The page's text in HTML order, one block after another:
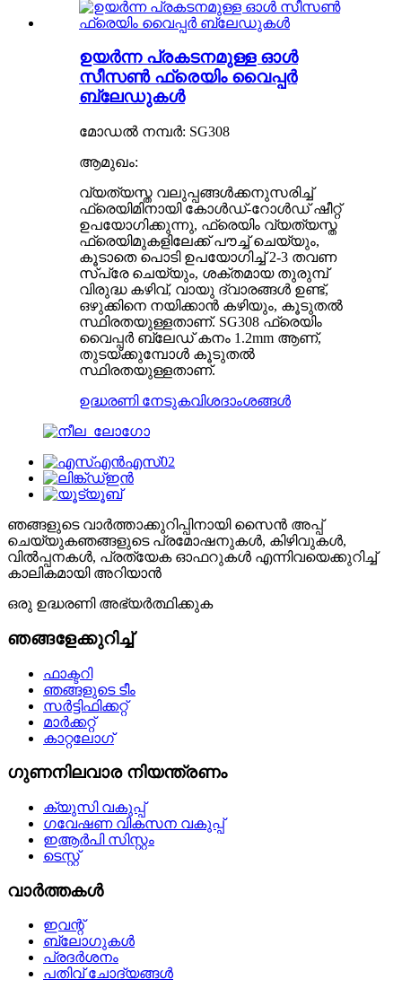
ഉയർന്ന പ്രകടനമുള്ള ഓൾ
സീസൺ ഫ്രെയിം വൈപ്പർ
ബ്ലേഡുകൾ
മോഡൽ നമ്പർ: SG308
ആമുഖം:
വ്യത്യസ്ത വലുപ്പങ്ങൾക്കനുസരിച്ച്
ഫ്രെയിമിനായി കോൾഡ്-റോൾഡ് ഷീറ്റ്
ഉപയോഗിക്കുന്നു, ഫ്രെയിം വ്യത്യസ്ത
ഫ്രെയിമുകളിലേക്ക് പൗച്ച് ചെയ്യും,
കൂടാതെ പൊടി ഉപയോഗിച്ച് 2-3 തവണ
സ്പ്രേ ചെയ്യും, ശക്തമായ തുരുമ്പ്
വിരുദ്ധ കഴിവ്, വായു ദ്വാരങ്ങൾ ഉണ്ട്,
ഒഴുക്കിനെ നയിക്കാൻ കഴിയും, കൂടുതൽ
സ്ഥിരതയുള്ളതാണ്. SG308 ഫ്രെയിം
വൈപ്പർ ബ്ലേഡ് കനം 1.2mm ആണ്,
തുടയ്ക്കുമ്പോൾ കൂടുതൽ
സ്ഥിരതയുള്ളതാണ്.
ഉദ്ധരണി നേടുകവിശദാംശങ്ങൾ
ഞങ്ങളുടെ വാർത്താക്കുറിപ്പിനായി സൈൻ അപ്പ്
ചെയ്യുകഞങ്ങളുടെ പ്രമോഷനുകൾ, കിഴിവുകൾ,
വിൽപ്പനകൾ, പ്രത്യേക ഓഫറുകൾ എന്നിവയെക്കുറിച്ച്
കാലികമായി അറിയാൻ
ഒരു ഉദ്ധരണി അഭ്യർത്ഥിക്കുക
ഞങ്ങളേക്കുറിച്ച്
ഫാക്ടറി
ഞങ്ങളുടെ ടീം
സർട്ടിഫിക്കറ്റ്
മാർക്കറ്റ്
കാറ്റലോഗ്
ഗുണനിലവാര നിയന്ത്രണം
ക്യുസി വകുപ്പ്
ഗവേഷണ വികസന വകുപ്പ്
ഇആർപി സിസ്റ്റം
ടെസ്റ്റ്
വാർത്തകൾ
ഇവന്റ്
ബ്ലോഗുകൾ
പ്രദർശനം
പതിവ് ചോദ്യങ്ങൾ